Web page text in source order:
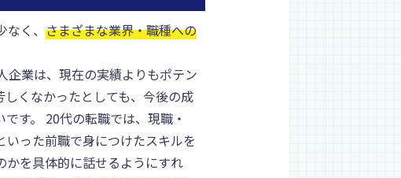
く、 さまざまな業界・職種への
企業は、現在の実績よりもポテン
くなかったとしても、今後の成
す。 20代の転職では、現職・
った前職で身につけたスキルを
かを具体的に話せるようにすれ